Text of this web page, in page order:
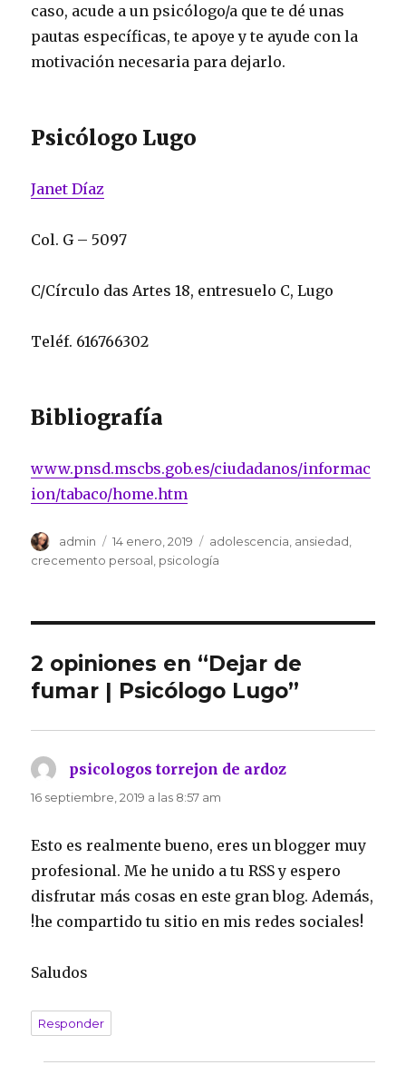
caso, acude a un psicólogo/a que te dé unas
pautas específicas, te apoye y te ayude con la
motivación necesaria para dejarlo.
Psicólogo Lugo
Janet Díaz
Col. G – 5097
C/Círculo das Artes 18, entresuelo C, Lugo
Teléf. 616766302
Bibliografía
www.pnsd.mscbs.gob.es/ciudadanos/informac
ion/tabaco/home.htm
Autor
admin
Publicado
el
14 enero, 2019 Categorías
adolescencia ansiedad
crecemento persoal psicología
2 opiniones en “Dejar de
fumar | Psicólogo Lugo”
psicologos torrejon de ardoz
16 septiembre, 2019 a las 8:57 am
Esto es realmente bueno, eres un blogger muy
profesional. Me he unido a tu RSS y espero
disfrutar más cosas en este gran blog. Además,
!he compartido tu sitio en mis redes sociales!
Saludos
Responder